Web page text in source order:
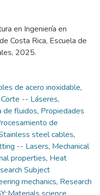
en Ingeniería en
Costa Rica, Escuela de
2025.
de acero inoxidable,
Corte -- Láseres,
de fluidos, Propiedades
de
steel cables,
-- Lasers, Mechanical
properties, Heat
Subject
mechanics, Research